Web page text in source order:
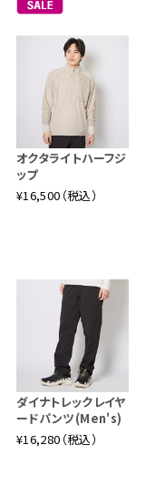
オクタライトハーフジ
ップ
¥16,500（税込）
ダイナトレックレイヤ
ードパンツ(Men's)
¥16,280（税込）